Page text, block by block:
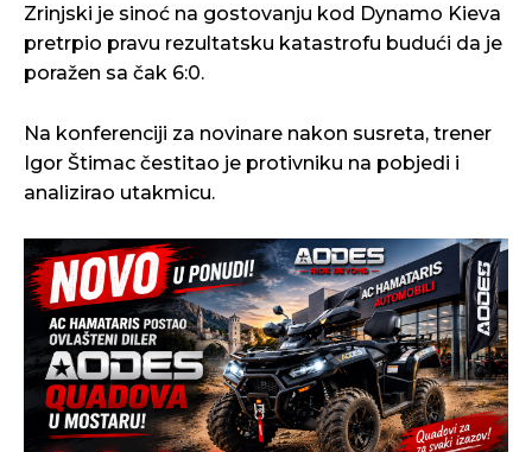
Zrinjski je sinoć na gostovanju kod Dynamo Kieva
pretrpio pravu rezultatsku katastrofu budući da je
poražen sa čak 6:0.
Na konferenciji za novinare nakon susreta, trener
Igor Štimac čestitao je protivniku na pobjedi i
analizirao utakmicu.